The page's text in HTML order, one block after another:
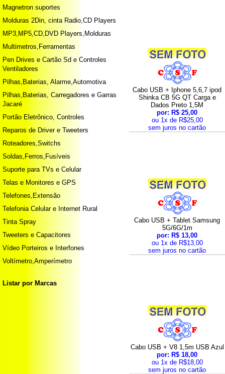
Magnetron suportes
Molduras 2Din, cinta Radio,CD Players
MP3,MP5,CD,DVD Players,Molduras
Multimetros,Ferramentas
Pen Drives e Cartão Sd e Controles
Ventiladores
Pilhas,Baterias, Alarme,Automotiva
Pilhas,Baterias, Carregadores e Garras
Jacaré
Portão Eletrônico, Controles
Reparos de Driver e Tweeters
Roteadores,Switchs
Soldas,Ferros,Fusíveis
Suporte para TVs e Celular
Telas e Monitores e GPS
Telefones,Extensão
Telefonia Celular e Internet Rural
Tinta Spray
Tweeters e Capacitores
Vídeo Porteiros e Interfones
Voltímetro,Amperímetro
Listar por Marcas
Cabo USB + Iphone 5,6,7 ipod
Shinka CB 5G QT Carga e
Dados Preto 1,5M
por: R$ 25,00
ou 1x de R$25,00
sem juros no cartão
Cabo USB + Tablet Samsung
5G/6G/1m
por: R$ 13,00
ou 1x de R$13,00
sem juros no cartão
Cabo USB + V8 1,5m USB Azul
por: R$ 18,00
ou 1x de R$18,00
sem juros no cartão